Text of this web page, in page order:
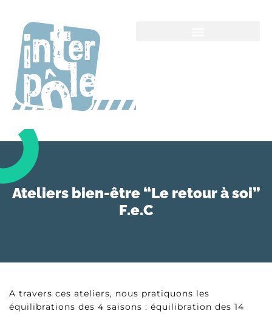
Ateliers bien-être “Le retour à soi”
F.e.C
A travers ces ateliers, nous pratiquons les
équilibrations des 4 saisons : équilibration des 14